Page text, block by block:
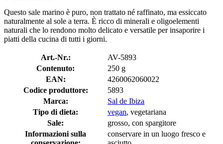
Questo sale marino è puro, non trattato né raffinato, ma essiccato
naturalmente al sole a terra. È ricco di minerali e oligoelementi
naturali che lo rendono molto delicato e versatile per insaporire i
piatti della cucina di tutti i giorni.
Art.-Nr.:
AV-5893
Contenuto:
250 g
EAN:
4260062060022
Codice produttore:
5893
Marca:
Sal de Ibiza
Tipo di dieta:
vegan, vegetariana
Sale:
grosso, con spargitore
Informazioni sulla
conservare in un luogo fresco e